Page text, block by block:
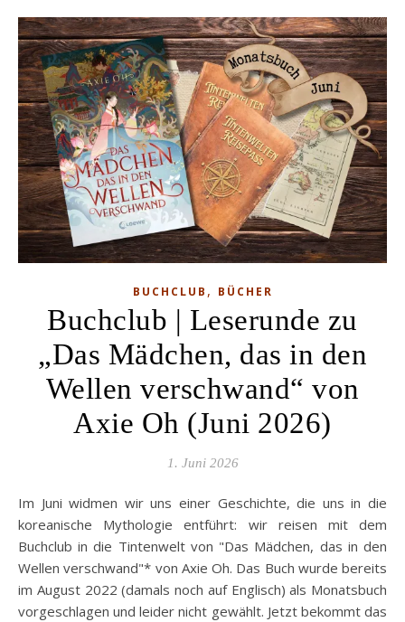
BUCHCLUB , BÜCHER
Buchclub | Leserunde zu
„Das Mädchen, das in den
Wellen verschwand“ von
Axie Oh (Juni 2026)
1. Juni 2026
Im Juni widmen wir uns einer Geschichte, die uns in die
koreanische Mythologie entführt: wir reisen mit dem
Buchclub in die Tintenwelt von "Das Mädchen, das in den
Wellen verschwand"* von Axie Oh. Das Buch wurde bereits
im August 2022 (damals noch auf Englisch) als Monatsbuch
vorgeschlagen und leider nicht gewählt. Jetzt bekommt das